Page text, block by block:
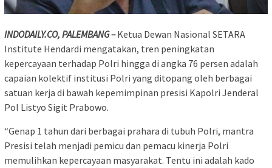
INDODAILY.CO, PALEMBANG – Ketua Dewan Nasional SETARA
Institute Hendardi mengatakan, tren peningkatan
kepercayaan terhadap Polri hingga di angka 76 persen adalah
capaian kolektif institusi Polri yang ditopang oleh berbagai
satuan kerja di bawah kepemimpinan presisi Kapolri Jenderal
Pol Listyo Sigit Prabowo.
“Genap 1 tahun dari berbagai prahara di tubuh Polri, mantra
Presisi telah menjadi pemicu dan pemacu kinerja Polri
memulihkan kepercayaan masyarakat. Tentu ini adalah kado